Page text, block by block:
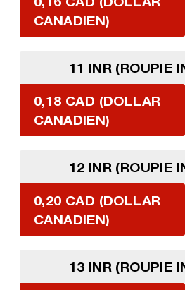
CANADIEN)
11 INR (ROUPIE
0,18 CAD (DOLLAR
CANADIEN)
12 INR (ROUPIE
0,20 CAD (DOLLAR
CANADIEN)
13 INR (ROUPIE